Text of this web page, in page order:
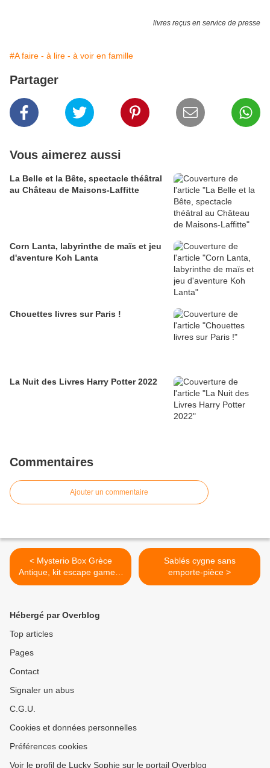
livres reçus en service de presse
#A faire - à lire - à voir en famille
Partager
Vous aimerez aussi
La Belle et la Bête, spectacle théâtral
au Château de Maisons-Laffitte
Corn Lanta, labyrinthe de maïs et jeu
d'aventure Koh Lanta
Chouettes livres sur Paris !
La Nuit des Livres Harry Potter 2022
Commentaires
Ajouter un commentaire
< Mysterio Box Grèce
Antique, kit escape game à
la maison dès 7 ans
Sablés cygne sans
emporte-pièce >
Hébergé par Overblog
Top articles
Pages
Contact
Signaler un abus
C.G.U.
Cookies et données personnelles
Préférences cookies
Voir le profil de Lucky Sophie sur le portail Overblog